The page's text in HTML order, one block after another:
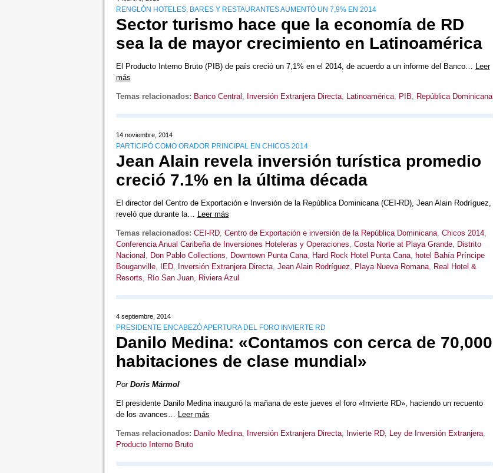
RENGLÓN HOTELES, BARES Y RESTAURANTES AUMENTÓ UN 7,9% EN 2014
Sector turismo hace que la economía de RD
sea la de mayor crecimiento en Latinoamérica
El Producto Interno Bruto (PIB) de país creció un 7,1% en el 2014, de acuerdo a un informe del Banco… Leer
más
Temas relacionados: Banco Central , Inversión Extranjera Directa, Latinoamérica, PIB, República Dominicana
14 noviembre, 2014
PARTICIPÓ COMO ORADOR PRINCIPAL EN CHICOS 2014
Jean Alain revela inversión turística promedio
creció 7.1% en la última década
El director del Centro de Exportación e Inversión de la República Dominicana (CEI-RD), Jean Alain Rodríguez,
reveló que durante la… Leer más
Temas relacionados: CEI-RD, Centro de Exportación e inversión de la República Dominicana, Chicos 2014,
Conferencia Anual Caribeña de Inversiones Hoteleras y Operaciones, Costa Norte at Playa Grande, Distrito
Nacional , Don Pablo Collections, Downtown Punta Cana, Hard Rock Hotel Punta Cana, hotel Bahía Príncipe
Bouganville, IED, Inversión Extranjera Directa, Jean Alain Rodríguez, Playa Nueva Romana, Real Hotel &
Resorts, Río San Juan, Riviera Azul
4 septiembre, 2014
PRESIDENTE ENCABEZÓ APERTURA DEL FORO INVIERTE RD
Danilo Medina: «Contamos con cerca de 70,000
habitaciones de clase mundial»
Por Doris Mármol
El presidente Danilo Medina inauguró la mañana de este jueves el foro «Invierte RD», haciendo un recuento
de los avances… Leer más
Temas relacionados: Danilo Medina, Inversión Extranjera Directa, Invierte RD, Ley de Inversión Extranjera,
Producto Interno Bruto